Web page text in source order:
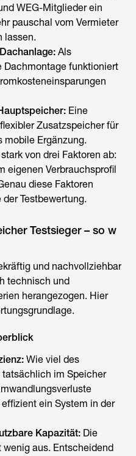
WEG-Mitglieder ein
pauschal vom Vermieter
lassen.
Als
Dachmontage funktioniert
Eine
Zusatzspeicher für
mobile Ergänzung.
von drei Faktoren ab:
eigenen Verbrauchsprofil
diese Faktoren
Testbewertung.
Testsieger – so w
und nachvollziehbar
technisch und
herangezogen. Hier
Wie viel des
im Speicher
ein System in der
Kapazität: Die
aus. Entscheidend